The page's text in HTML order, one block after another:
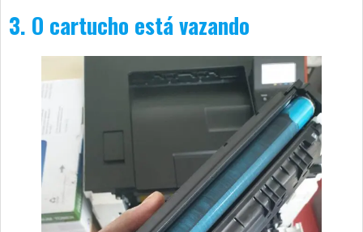
3. O cartucho está vazando